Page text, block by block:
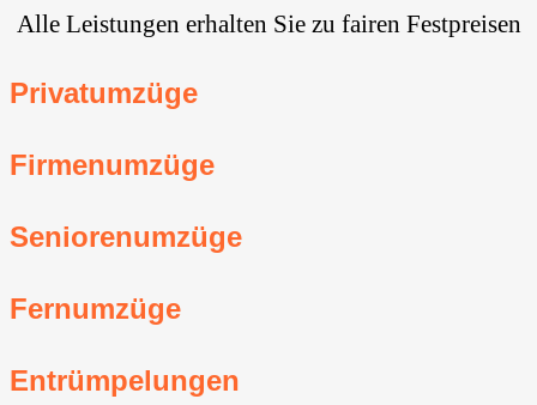
Alle Leistungen erhalten Sie zu fairen Festpreisen
Privatumzüge
Firmenumzüge
Seniorenumzüge
Fernumzüge
Entrümpelungen